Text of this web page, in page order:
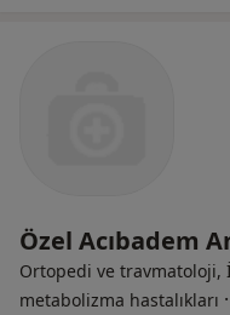
Özel Acıbadem
Ortopedi ve travmatoloji,
metabolizma hastalıkları ·